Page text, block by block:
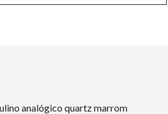
analógico quartz marrom